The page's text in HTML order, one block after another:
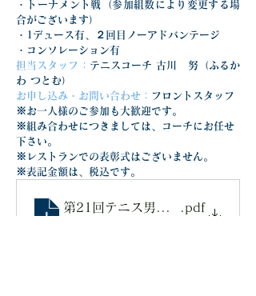
・トーナメント戦（参加組数により変更する場
合がございます）
・1デュース有、２回目ノーアドバンテージ
・コンソレーション有
担当スタッフ： テニスコーチ 古川　努（ふるか
わ つとむ）
お申し込み・お問い合わせ：
フロントスタッフ
※お一人様のご参加も大歓迎です。
※組み合わせにつきましては、コーチにお任せ
下さい。
※レストランでの表彰式はございません。
※表記金額は、税込です。
第21回テニス男子ダブルスクラ
.pdf